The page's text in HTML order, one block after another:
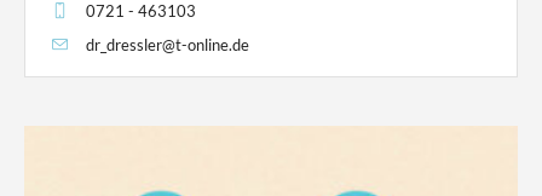
0721 - 463103
dr_dressler@t-online.de